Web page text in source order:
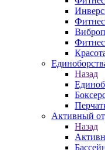
Назад
Активный
Назад